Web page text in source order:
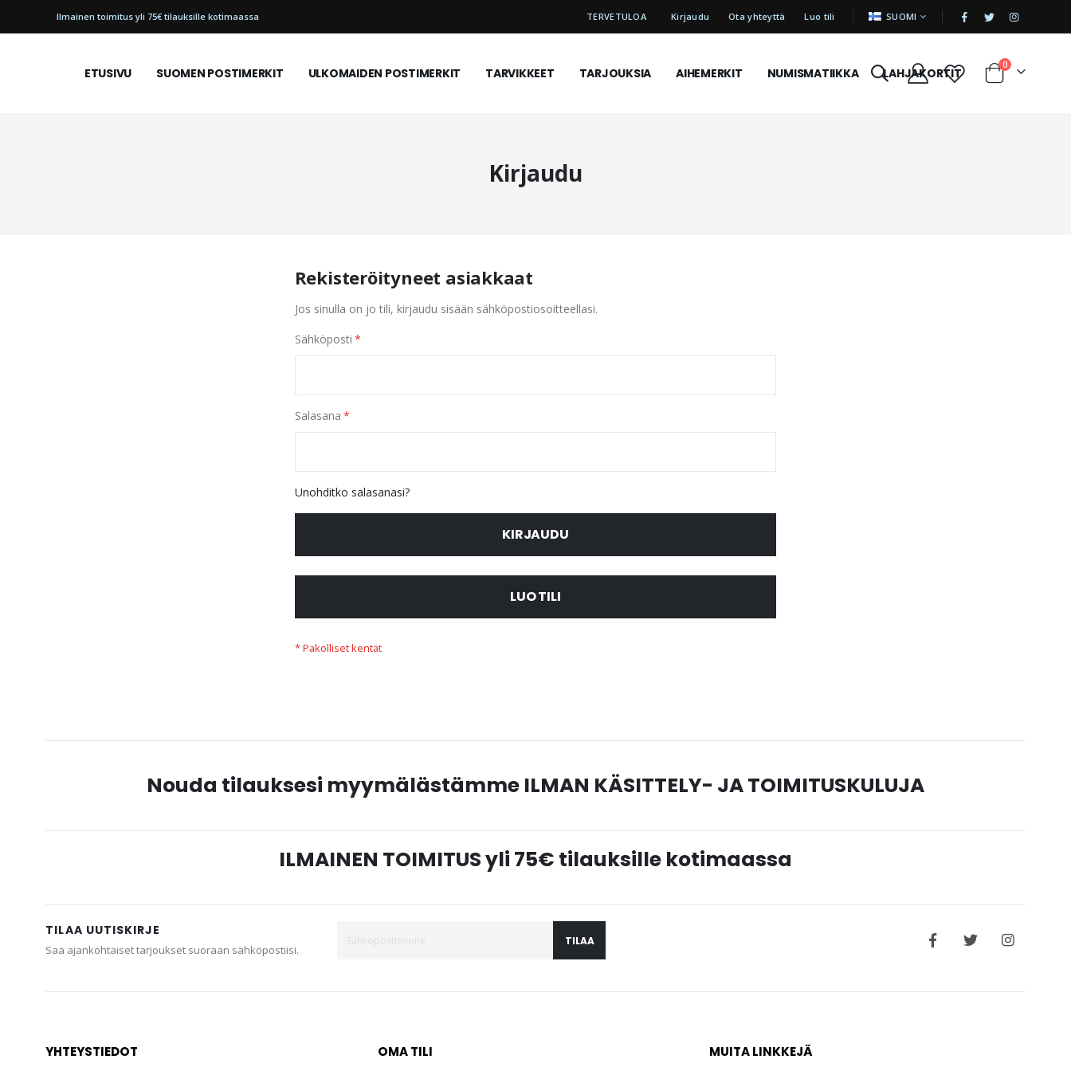
TERVETULOA Kirjaudu Ota yhteyttä Luo tili KIELI SUOMI |
Ilmainen toimitus yli 75€ tilauksille kotimaassa
ETUSIVU SUOMEN POSTIMERKIT ULKOMAIDEN POSTIMERKIT TARVIKKEET TARJOUKSIA AIHEMERKIT NUMISMATIIKKA LAHJAKORTIT Cart
0tuotetta
Kirjaudu
Rekisteröityneet asiakkaat
Jos sinulla on jo tili, kirjaudu sisään sähköpostiosoitteellasi.
Sähköposti
Salasana
Unohditko salasanasi?
KIRJAUDU
LUO TILI
Nouda tilauksesi myymälästämme ILMAN KÄSITTELY- JA TOIMITUSKULUJA
ILMAINEN TOIMITUS yli 75€ tilauksille kotimaassa
TILAA UUTISKIRJE
Saa ajankohtaiset tarjoukset suoraan sähköpostiisi.
TILAA
YHTEYSTIEDOT OMA TILI MUITA LINKKEJÄ